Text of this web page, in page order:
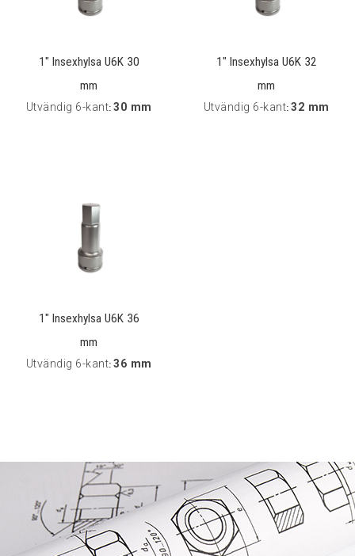
1" Insexhylsa U6K 30
mm
Utvändig 6-kant: 30 mm
1" Insexhylsa U6K 32
mm
Utvändig 6-kant: 32 mm
1" Insexhylsa U6K 36
mm
Utvändig 6-kant: 36 mm